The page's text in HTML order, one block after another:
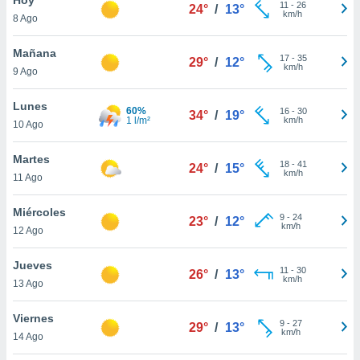
en
más
nuestra
de
cookies
aceptar
8 Ago
24° / 13° 11 - 26
km/h
Mañana
9 Ago
29° / 12° 17- 35
km/h
Lunes
10 Ago
60%
1 l/m²
34° / 19° 16- 30
km/h
Martes
11 Ago
24° / 15° 18- 41
km/h
Miércoles
12 Ago
23° / 12° 9- 24
km/h
Jueves
13 Ago
26° / 13° 11 - 30
km/h
Viernes
14 Ago
29° / 13° 9- 27
km/h